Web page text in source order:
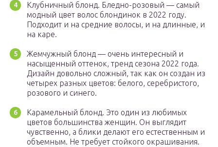
Клубничный блонд. Бледно-розовый — самый
модный цвет волос блондинок в 2022 году.
Подходит и на средние волосы, и на длинные, и
на каре.
Жемчужный блонд — очень интересный и
насыщенный оттенок, тренд сезона 2022 года.
Дизайн довольно сложный, так как он создан из
четырех разных цветов: белого, серебристого,
розового и синего.
Карамельный блонд. Это один из любимых
цветов большинства женщин. Он выглядит
чувственно, а блики делают его естественным и
объемным. Не требует стойкого окрашивания.